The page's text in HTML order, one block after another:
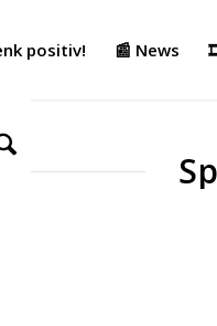
positiv! 📰 News